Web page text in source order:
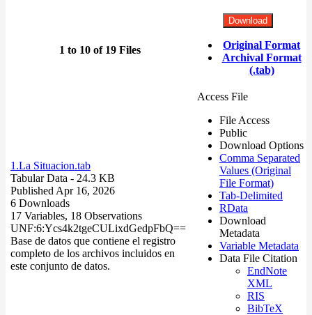
1 to 10 of 19 Files
Download
Original Format
Archival Format
(.tab)
1.La Situacion.tab
Tabular Data - 24.3 KB
Published Apr 16, 2026
6 Downloads
17 Variables, 18 Observations
UNF:6:Ycs4k2tgeCULixdGedpFbQ==
Base de datos que contiene el registro
completo de los archivos incluidos en
este conjunto de datos.
Access File
File Access
Public
Download Options
Comma Separated
Values (Original
File Format)
Tab-Delimited
RData
Download
Metadata
Variable Metadata
Data File Citation
EndNote
XML
RIS
BibTeX